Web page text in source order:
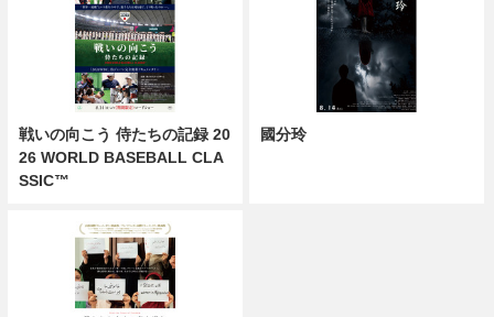
戦いの向こう 侍たちの記録 20
26 WORLD BASEBALL CLA
SSIC™
國分玲